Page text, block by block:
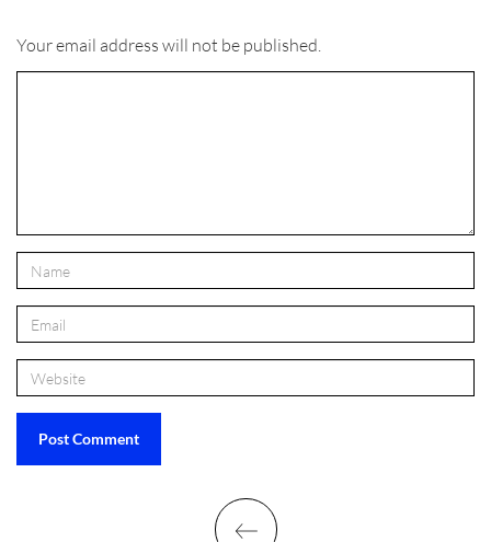
Your email address will not be published.